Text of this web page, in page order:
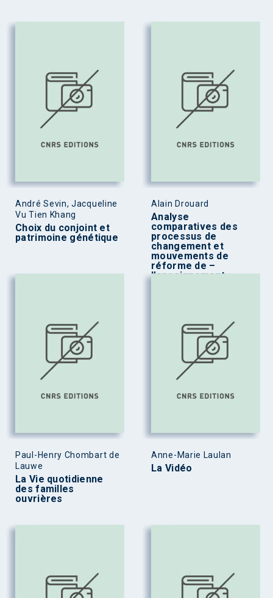
André Sevin, Jacqueline
Vu Tien Khang
Choix du conjoint et
patrimoine génétique
Alain Drouard
Analyse
comparatives des
processus de
changement et
mouvements de
réforme de –
l’enseignement
Paul-Henry Chombart de
Lauwe
La Vie quotidienne
des familles
ouvrières
Anne-Marie Laulan
La Vidéo